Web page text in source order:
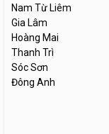
Nam Từ Liêm
Gia Lâm
Hoàng Mai
Thanh Trì
Sóc Sơn
Đông Anh